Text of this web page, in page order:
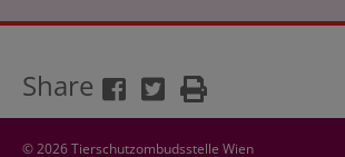
Share
© 2026 Tierschutzombudsstelle Wien